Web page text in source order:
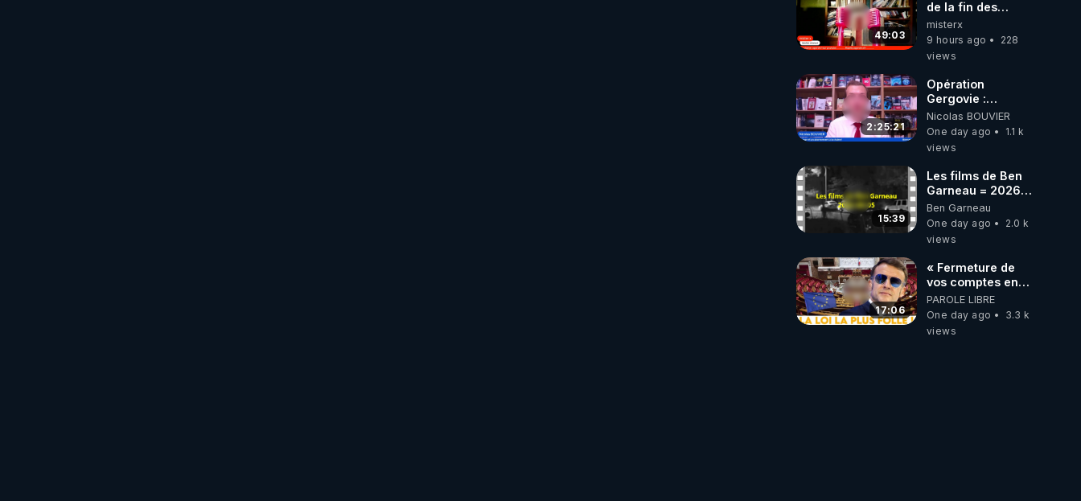
49:03
de la fin des
temps selon
l’intervenant
misterx
9 hours ago
228
views
2:25:21
Opération
Gergovie :
‪@38resistancegauloise‬
‪@MarionSigautOfficiel‬
‪@gladysriifard5710‬
Nicolas BOUVIER
One day ago
1.1 k
views
15:39
Les films de Ben
Garneau = 2026-
08-05
Ben Garneau
One day ago
2.0 k
views
17:06
« Fermeture de
vos comptes en
banque ! » :
Macron impose
une loi folle !
PAROLE LIBRE
One day ago
3.3 k
views